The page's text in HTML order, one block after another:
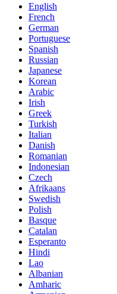
English
French
German
Portuguese
Spanish
Russian
Japanese
Korean
Arabic
Irish
Greek
Turkish
Italian
Danish
Romanian
Indonesian
Czech
Afrikaans
Swedish
Polish
Basque
Catalan
Esperanto
Hindi
Lao
Albanian
Amharic